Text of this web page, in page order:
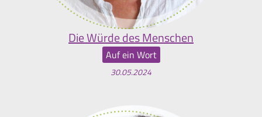
Die Würde des Menschen
Auf ein Wort
30.05.2024